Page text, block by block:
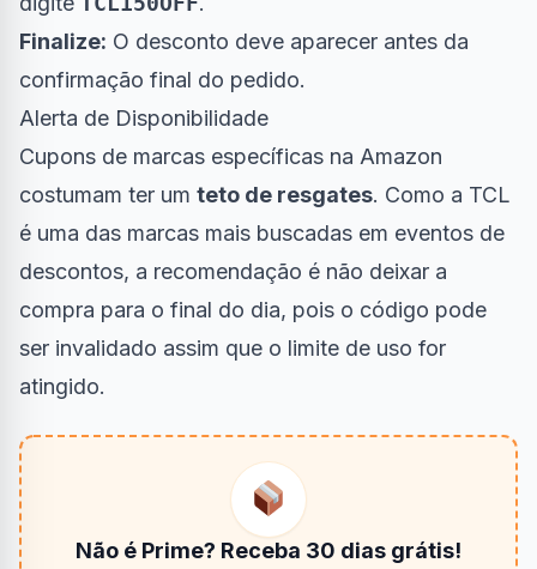
Finalize: O desconto deve aparecer antes da
confirmação final do pedido.
Alerta de Disponibilidade
Cupons de marcas específicas na Amazon
costumam ter um teto de resgates. Como a TCL
é uma das marcas mais buscadas em eventos de
descontos, a recomendação é não deixar a
compra para o final do dia, pois o código pode
ser invalidado assim que o limite de uso for
atingido.
Não é Prime? Receba 30 dias grátis!